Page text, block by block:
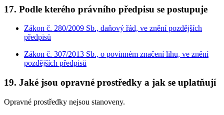
17. Podle kterého právního předpisu se postupuje
Zákon č. 280/2009 Sb., daňový řád, ve znění pozdějších
předpisů
Zákon č. 307/2013 Sb., o povinném značení lihu, ve znění
pozdějších předpisů
19. Jaké jsou opravné prostředky a jak se uplatňují
Opravné prostředky nejsou stanoveny.